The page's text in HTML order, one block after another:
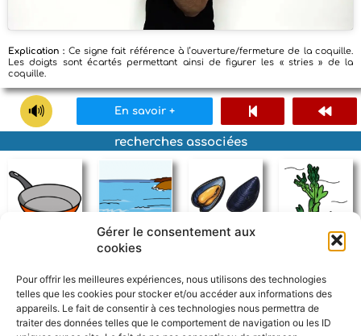
Gérer le consentement aux
cookies
Pour offrir les meilleures expériences, nous utilisons des technologies
telles que les cookies pour stocker et/ou accéder aux informations des
appareils. Le fait de consentir à ces technologies nous permettra de
traiter des données telles que le comportement de navigation ou les ID
Explication : Ce signe fait référence à l’ouverture/fermeture de la coquille.
Les doigts sont écartés permettant ainsi de figurer les « stries » de la
coquille.
En savoir +
recherches associées
mer